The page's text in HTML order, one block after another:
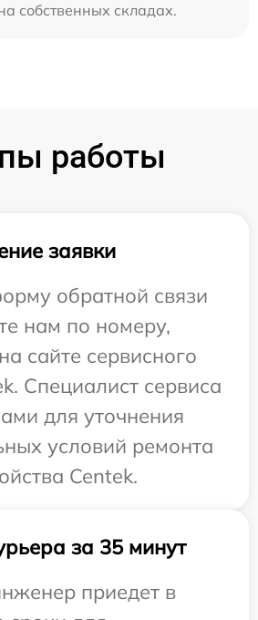
собственных складах.
работы
заявки
обратной связи
нам по номеру,
сайте сервисного
Специалист сервиса
для уточнения
условий ремонта
Centek.
за 35 минут
приедет в